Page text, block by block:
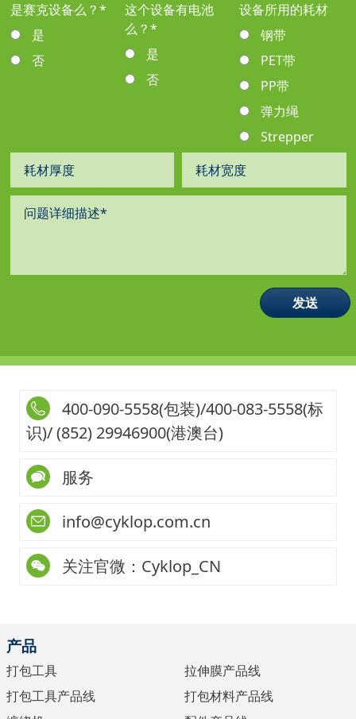
是赛克设备么？*
是
否
这个设备有电池
么？*
是
否
设备所用的耗材
钢带
PET带
PP带
弹力绳
Strepper
400-090-5558(包装)/400-083-5558(标
识)/ (852) 29946900(港澳台)
服务
info@cyklop.com.cn
关注官微：Cyklop_CN
产品
打包工具
打包工具产品线
拉伸膜产品线
打包材料产品线